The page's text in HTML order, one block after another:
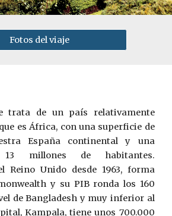
Fotos del viaje
trata de un país relativamente
es África, con una superficie de
España continental y una
millones de habitantes.
­Reino Unido desde 1963, forma
y su PIB ronda los 160
de Bangladesh y muy inferior al
Kampala, tiene unos 700.000